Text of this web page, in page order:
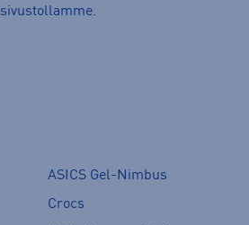
sivustollamme.
ASICS Gel-Nimbus
Crocs